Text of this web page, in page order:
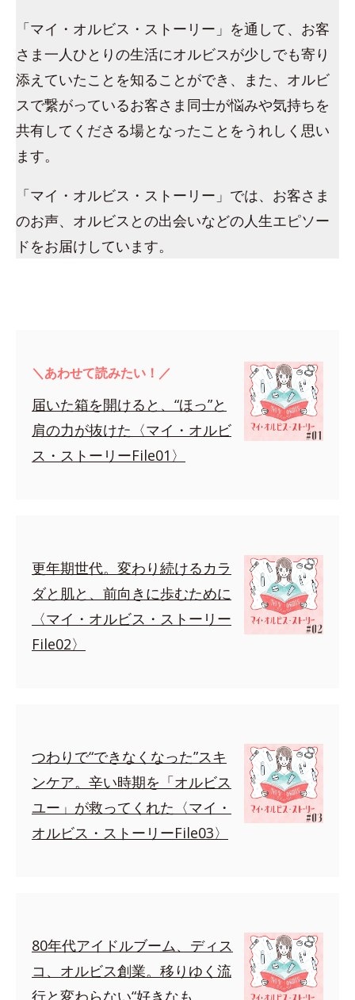
「マイ・オルビス・ストーリー」を通して、お客
さま一人ひとりの生活にオルビスが少しでも寄り
添えていたことを知ることができ、また、オルビ
スで繋がっているお客さま同士が悩みや気持ちを
共有してくださる場となったことをうれしく思い
ます。
「マイ・オルビス・ストーリー」では、お客さま
のお声、オルビスとの出会いなどの人生エピソー
ドをお届けしています。
＼あわせて読みたい！／
届いた箱を開けると、“ほっ”と
肩の力が抜けた〈マイ・オルビ
ス・ストーリーFile01〉
更年期世代。変わり続けるカラ
ダと肌と、前向きに歩むために
〈マイ・オルビス・ストーリー
File02〉
つわりで“できなくなった”スキ
ンケア。辛い時期を「オルビス
ユー」が救ってくれた〈マイ・
オルビス・ストーリーFile03〉
80年代アイドルブーム、ディス
コ、オルビス創業。移りゆく流
行と変わらない“好きなも